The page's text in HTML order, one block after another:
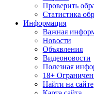
Проверить
Статистика
Информация
Важная
Новости
Объявления
Видеоновости
Полезная
18+
Найти на сайте